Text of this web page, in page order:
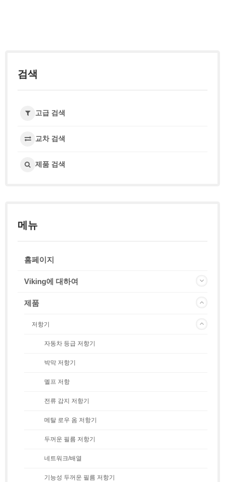
검색
고급 검색
교차 검색
제품 검색
메뉴
홈페이지
Viking에 대하여
제품
저항기
자동차 등급 저항기
박막 저항기
멜프 저항
전류 감지 저항기
메탈 로우 옴 저항기
두꺼운 필름 저항기
네트워크/배열
기능성 두꺼운 필름 저항기